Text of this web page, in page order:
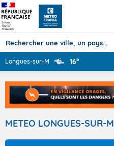
TOUS LES
Longues-sur-Mer... 16°
METEO LONGUES-SUR-